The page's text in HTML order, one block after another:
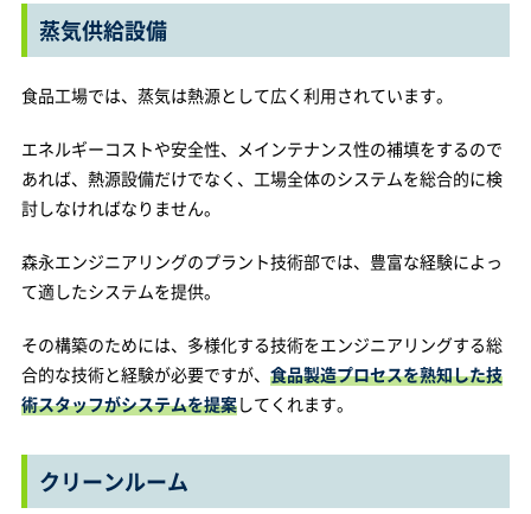
蒸気供給設備
食品工場では、蒸気は熱源として広く利用されています。
エネルギーコストや安全性、メインテナンス性の補填をするので
あれば、熱源設備だけでなく、工場全体のシステムを総合的に検
討しなければなりません。
森永エンジニアリングのプラント技術部では、豊富な経験によっ
て適したシステムを提供。
その構築のためには、多様化する技術をエンジニアリングする総
合的な技術と経験が必要ですが、 食品製造プロセスを熟知した技
術スタッフがシステムを提案してくれます。
クリーンルーム